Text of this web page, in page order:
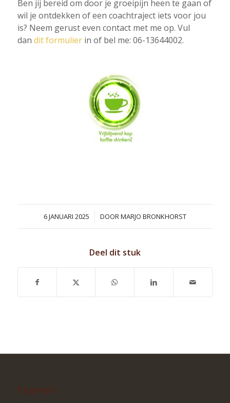
Ben jij bereid om door je groeipijn heen te gaan of
wil je ontdekken of een coachtraject iets voor jou
is? Neem gerust even contact met me op. Vul
dan dit formulierin of bel me: 06-13644002.
6 JANUARI 2025
/ DOORMARJO BRONKHORST
Deel dit stuk
Pagina’s